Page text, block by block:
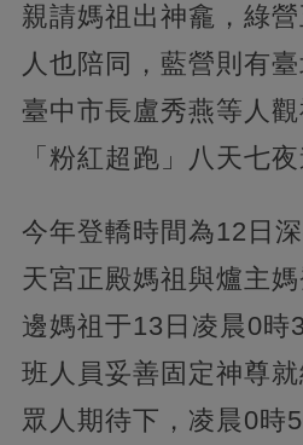
親請媽祖出神龕，綠
人也陪同，藍營則有
臺中市長盧秀燕等人
「粉紅超跑」八天七夜
今年登轎時間為12日
天宮正殿媽祖與爐主
邊媽祖于13日凌晨0時
班人員妥善固定神尊
眾人期待下，凌晨0時